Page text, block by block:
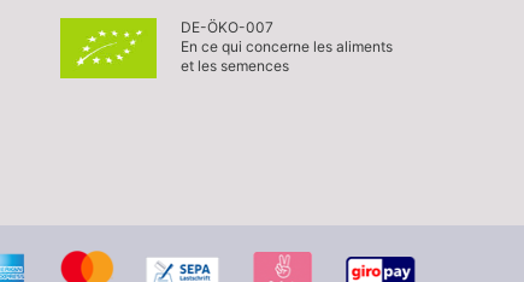
DE-ÖKO-007
En ce qui concerne les aliments
et les semences